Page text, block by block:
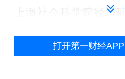
上海社会科学院经济
国外贸面临的挑战主
打开第一财经